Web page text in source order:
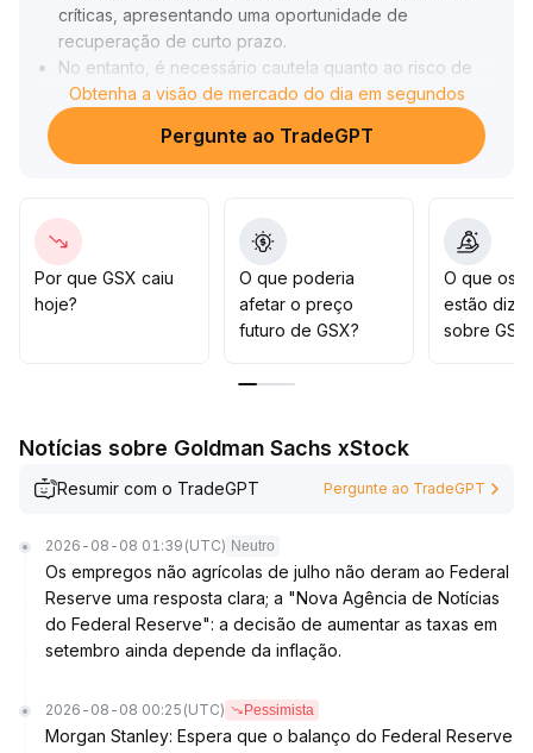
críticas, apresentando uma oportunidade de
recuperação de curto prazo.
No entanto, é necessário cautela quanto ao risco de
ruptura falsa caso o volume não aumente
significativamente; atualmente, o RSI está em zona
neutra, refletindo equilíbrio entre compradores e
2,15 e 2,40 e as variações no volume; se houver
rompimento da resistência superior com aumento de
volume, pode-se considerar acompanhar, caso
contrário, é melhor permanecer observador para evitar
o risco de recuo para o suporte em 1,95
Obtenha a visão de mercado do dia em segundos
Pergunte ao TradeGPT
Por que GSX caiu
hoje?
O que poderia
afetar o preço
futuro de GSX?
O que os
estão
sobre
Notícias sobre Goldman Sachs xStock
Resumir com o TradeGPT Pergunte ao TradeGPT
2026-08-08 01:39 (UTC) Neutro
Os empregos não agrícolas de julho não deram ao Federal
Reserve uma resposta clara; a "Nova Agência de Notícias
do Federal Reserve": a decisão de aumentar as taxas em
setembro ainda depende da inflação.
2026-08-08 00:25 (UTC) Pessimista
Morgan Stanley: Espera que o balanço do Federal Reserve